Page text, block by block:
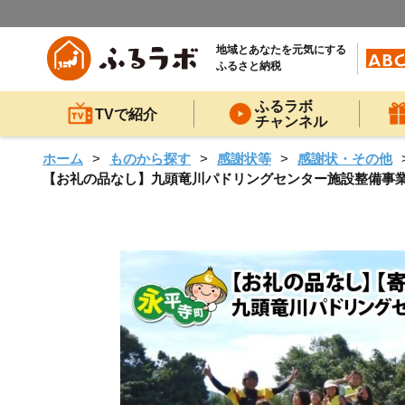
地域とあなたを元気にする
ふるさと納税
TVで紹介
ふるラボ
チャンネル
ホーム ものから探す 感謝状等
感謝状・その他
【お礼の品なし】九頭竜川パドリングセンター施設整備